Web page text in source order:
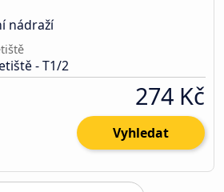
nádraží
- T1/2
274 Kč
Vyhledat